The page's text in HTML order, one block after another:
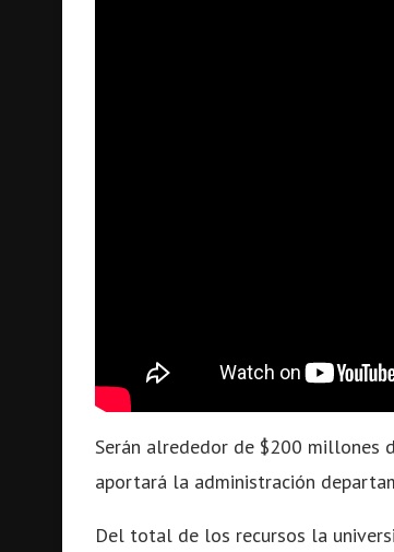
Serán alrededor de $200 millones
aportará la administración
Del total de los recursos la